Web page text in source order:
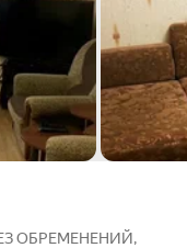
ОБРЕМЕНЕНИЙ,